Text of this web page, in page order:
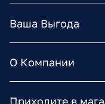
Ваша Выгода
О Компании
Приходите в